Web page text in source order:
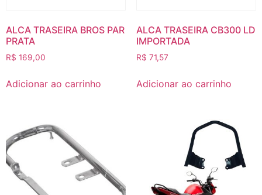
ALCA TRASEIRA BROS PAR
PRATA
R$ 169,00
Adicionar ao carrinho
ALCA TRASEIRA CB300 LD
IMPORTADA
R$ 71,57
Adicionar ao carrinho